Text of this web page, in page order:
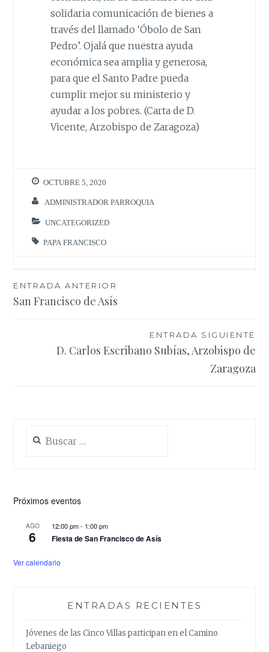
solidaria comunicación de bienes a
través del llamado ‘Óbolo de San
Pedro’. Ojalá que nuestra ayuda
económica sea amplia y generosa,
para que el Santo Padre pueda
cumplir mejor su ministerio y
ayudar a los pobres. (Carta de D.
Vicente, Arzobispo de Zaragoza)
OCTUBRE 5, 2020
ADMINISTRADOR PARROQUIA
UNCATEGORIZED
PAPA FRANCISCO
Navegación
de
ENTRADA ANTERIOR
San Francisco de Asís
ENTRADA SIGUIENTE
D. Carlos Escribano Subías, Arzobispo de
Zaragoza
Próximos eventos
AGO
6
12:00 pm- 1:00 pm
Fiesta de San Francisco de Asís
Ver calendario
ENTRADAS RECIENTES
Jóvenes de las Cinco Villas participan en el Camino
Lebaniego